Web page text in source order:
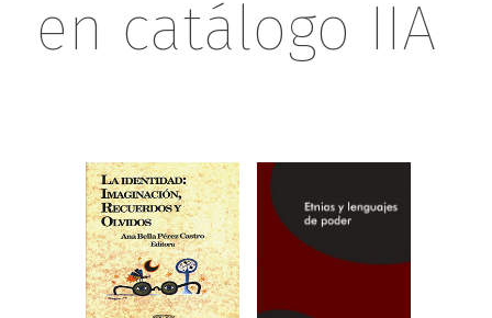
en catálogo IIA